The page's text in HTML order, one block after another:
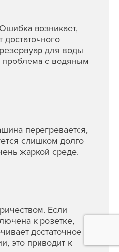
возникает,
достаточного
для воды
проблема с водяным
перегревается,
слишком долго
жаркой среде.
Если
к розетке,
достаточное
это приводит к